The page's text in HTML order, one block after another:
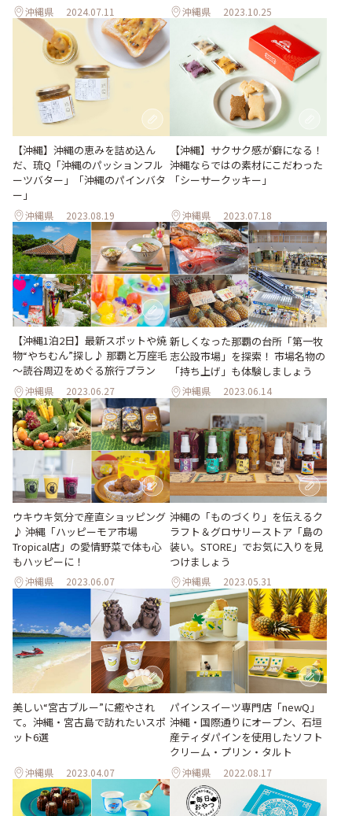
沖縄県 2024.07.11 沖縄県 2023.10.25
【沖縄】沖縄の恵みを詰め込ん
だ、琉Q「沖縄のパッションフル
ーツバター」「沖縄のパインバタ
ー」
沖縄県 2023.08.19
【沖縄】サクサク感が癖になる！
沖縄ならではの素材にこだわった
「シーサークッキー」
沖縄県 2023.07.18
【沖縄1泊2日】最新スポットや焼
物“やちむん”探し♪ 那覇と万座毛
～読谷周辺をめぐる旅行プラン
沖縄県 2023.06.27
新しくなった那覇の台所「第一牧
志公設市場」を探索！ 市場名物の
「持ち上げ」も体験しましょう
沖縄県 2023.06.14
ウキウキ気分で産直ショッピング
♪ 沖縄「ハッピーモア市場
Tropical店」の愛情野菜で体も心
もハッピーに！
沖縄県 2023.06.07
沖縄の「ものづくり」を伝えるク
ラフト＆グロサリーストア「島の
装い。STORE」でお気に入りを見
つけましょう
沖縄県 2023.05.31
美しい“宮古ブルー”に癒やされ
て。沖縄・宮古島で訪れたいスポ
ット6選
沖縄県 2023.04.07
パインスイーツ専門店「newQ」
沖縄・国際通りにオープン、石垣
産ティダパインを使用したソフト
クリーム・プリン・タルト
沖縄県 2022.08.17